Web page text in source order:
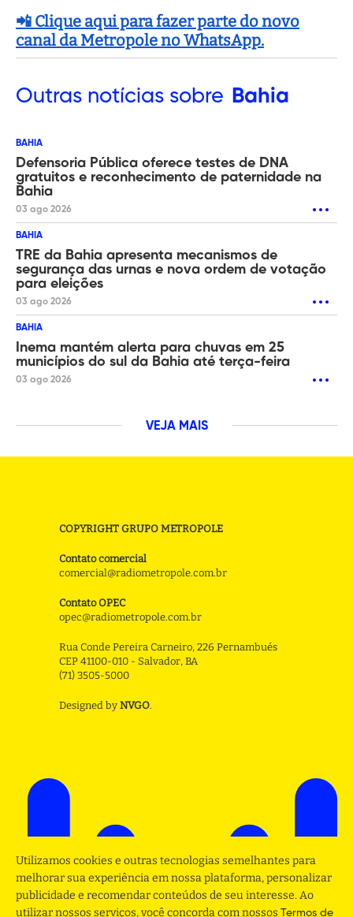
📲 Clique aqui para fazer parte do novo
canal da Metropole no WhatsApp.
Outras notícias sobre Bahia
BAHIA
Defensoria Pública oferece testes de DNA
gratuitos e reconhecimento de paternidade na
Bahia
03 ago 2026
BAHIA
TRE da Bahia apresenta mecanismos de
segurança das urnas e nova ordem de votação
para eleições
03 ago 2026
BAHIA
Inema mantém alerta para chuvas em 25
municípios do sul da Bahia até terça-feira
03 ago 2026
VEJA MAIS
COPYRIGHT GRUPO METROPOLE
Contato comercial
comercial@radiometropole.com.br
Contato OPEC
opec@radiometropole.com.br
Rua Conde Pereira Carneiro, 226 Pernambués
CEP 41100-010 - Salvador, BA
(71) 3505-5000
Designed by NVGO.
Utilizamos cookies e outras tecnologias semelhantes para
melhorar sua experiência em nossa plataforma, personalizar
publicidade e recomendar conteúdos de seu interesse. Ao
utilizar nossos serviços, você concorda com nossos Termos de